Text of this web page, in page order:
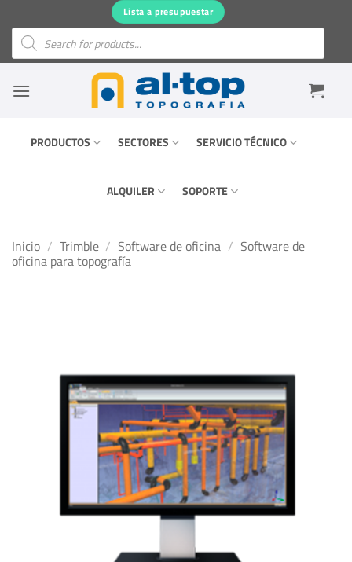
contenido
Lista a presupuestar
Búsqueda
productos
PRODUCTOS SECTORES SERVICIO TÉCNICO
ALQUILER SOPORTE
Inicio / Trimble / Software de oficina / Software de
oficina para topografía